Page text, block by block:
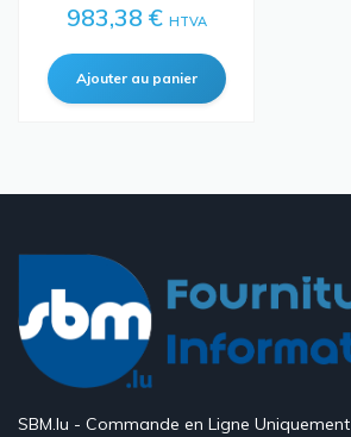
983,38 € HTVA
SBM.lu - Commande en Ligne Uniquement